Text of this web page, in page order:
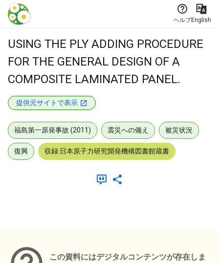
本文に飛ぶ
ヘルプEnglish
USING THE PLY ADDING PROCEDURE
FOR THE GENERAL DESIGN OF A
COMPOSITE LAMINATED PANEL.
提供元サイトで表示
福島第一原発事故 (2011) 震災への備え 被災状況
復興 収録:日本原子力研究開発機構図書館蔵書
この資料にはデジタルコンテンツが存在しま